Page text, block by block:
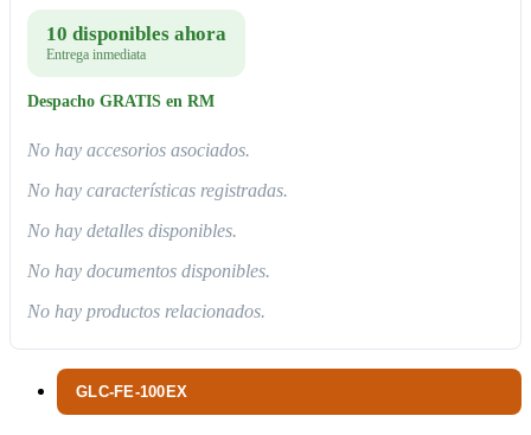
GLC-FE-100EX
10 disponibles ahora
Entrega inmediata
Despacho GRATIS en RM
No hay accesorios asociados.
No hay características registradas.
No hay detalles disponibles.
No hay documentos disponibles.
No hay productos relacionados.